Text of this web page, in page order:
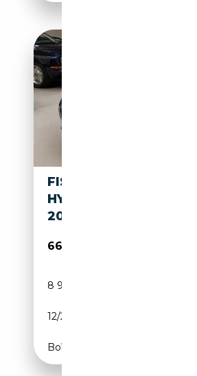
FISKER KARMA
HYBRID SOLAR
20.1KWH
66 650€
8 900 km
12/2014
Boîte automatique